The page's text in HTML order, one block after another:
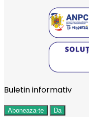
Buletin informativ